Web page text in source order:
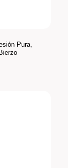
Pura,